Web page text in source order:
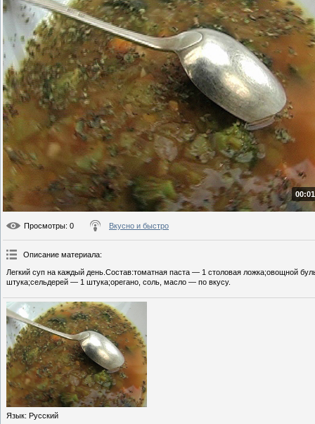
Просмотры: 0 Вкусно и быстро
Описание материала:
Легкий суп на каждый день.Состав:томатная паста — 1 столовая ложка;овощной
штука;сельдерей — 1 штука;орегано, соль, масло — по вкусу.
Язык: Русский